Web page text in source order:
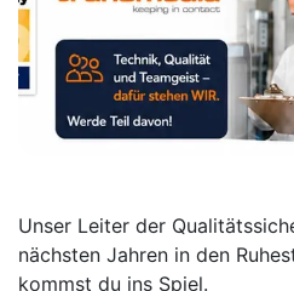
Unser Leiter der
nächsten Jahren in den
kommst du ins Spiel.